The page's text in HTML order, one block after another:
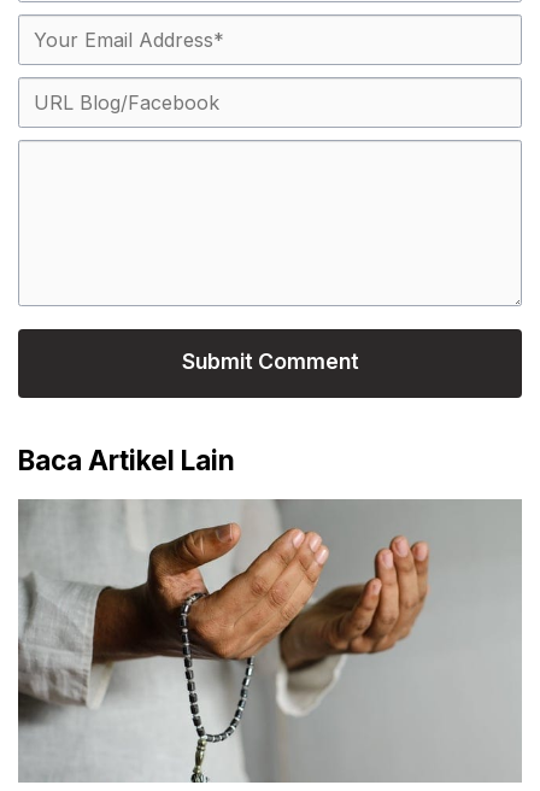
Baca Artikel Lain